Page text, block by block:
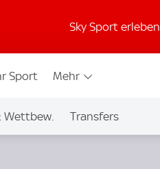
Sky Sport erleben
Sport Mehr
Wettbew. Transfers